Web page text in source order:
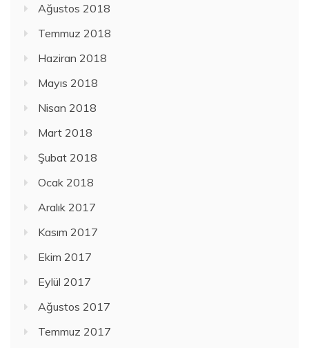
Ağustos 2018
Temmuz 2018
Haziran 2018
Mayıs 2018
Nisan 2018
Mart 2018
Şubat 2018
Ocak 2018
Aralık 2017
Kasım 2017
Ekim 2017
Eylül 2017
Ağustos 2017
Temmuz 2017